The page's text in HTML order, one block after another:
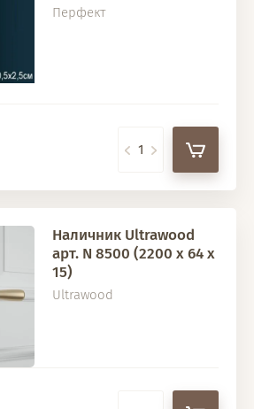
Перфект
Наличник Ultrawood
арт. N 8500 (2200 х 64 х
15)
Ultrawood